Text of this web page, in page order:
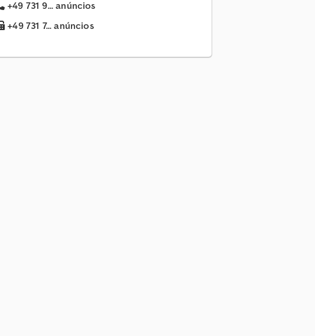
+49 731 9... anúncios
+49 731 7... anúncios